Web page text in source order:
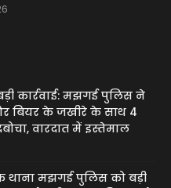
कार्रवाई: मझगई पुलिस ने
बियर के जखीरे के साथ 4
वारदात में इस्तेमाल
थाना मझगई पुलिस को बड़ी